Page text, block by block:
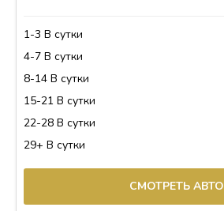
1-3 В сутки
4-7 В сутки
8-14 В сутки
15-21 В сутки
22-28 В сутки
29+ В сутки
СМОТРЕТЬ АВТО